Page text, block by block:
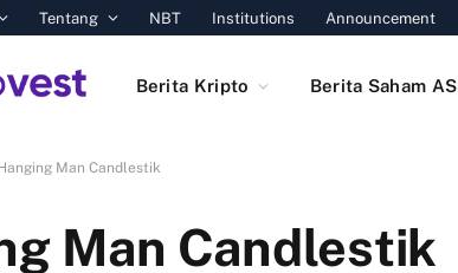
Tentang NBT Institutions Announcement
Berita Kripto Berita Saham AS
Man Candlestik
Man Candlestik